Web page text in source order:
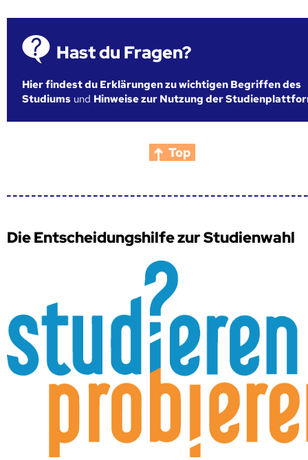
Hast du Fragen?
Hier findest du Erklärungen zu wichtigen Begriffen des
Studiums und Hinweise zur Nutzung der
Top
Die Entscheidungshilfe zur Studienwahl